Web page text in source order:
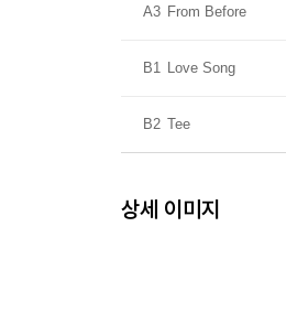
A3 From Before
B1 Love Song
B2 Tee
상세 이미지